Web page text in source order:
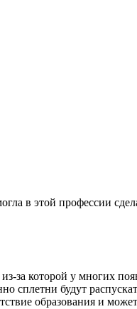
в этой профессии
за которой у многих
сплетни будут
образования и